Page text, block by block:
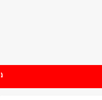
هام :
الإعلان عن نتائج بكالوريا 2025 في الجزائر يوم 20...